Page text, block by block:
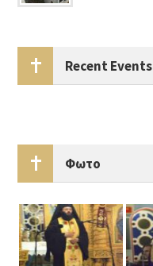
Recent Events
Φωτο